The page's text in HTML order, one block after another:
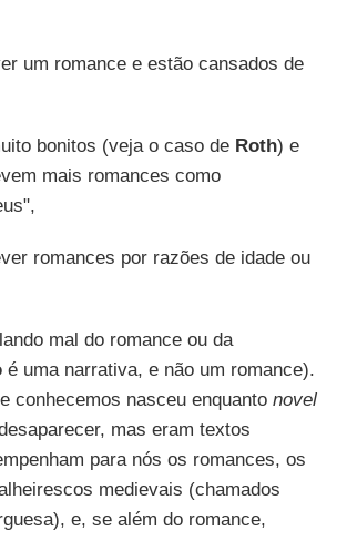
um romance e estão cansados de
bonitos (veja o caso de Roth) e
mais romances como
romances por razões de idade ou
mal do romance ou da
é uma narrativa, e não um romance).
conhecemos nasceu enquanto novel
mas eram textos
para nós os romances, os
medievais (chamados
e, se além do romance,